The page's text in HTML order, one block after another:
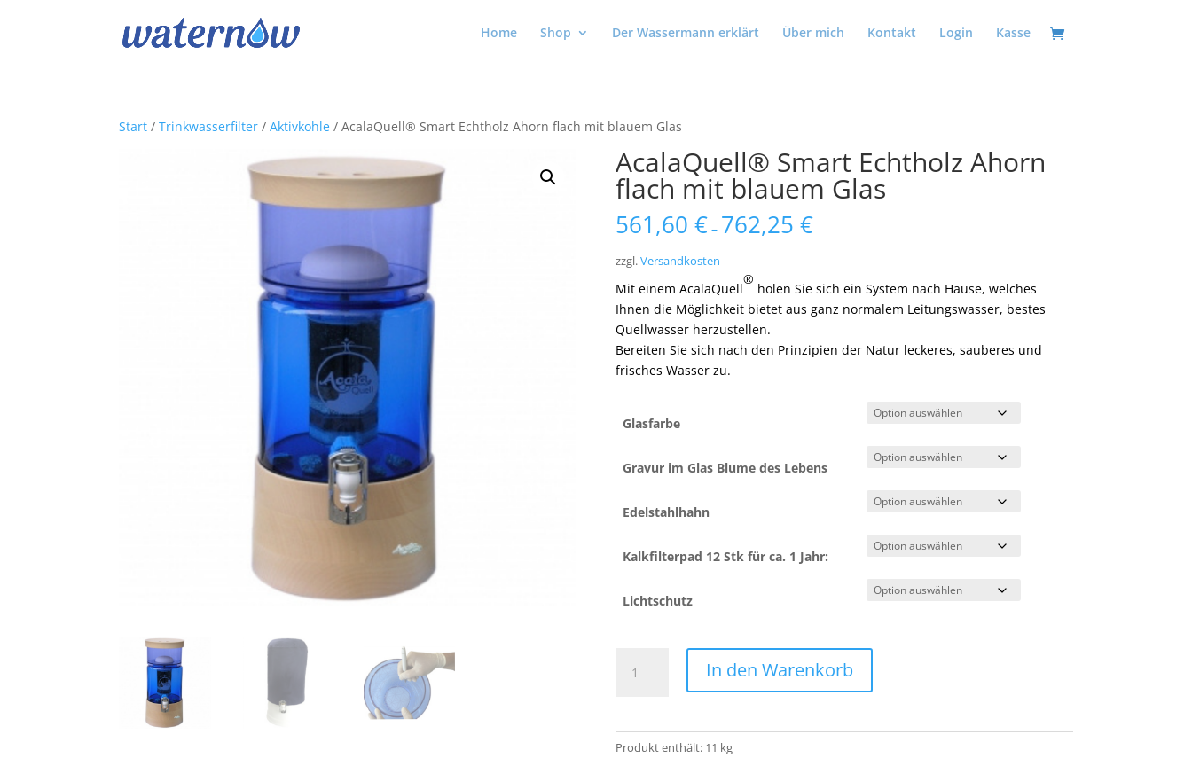
Home Shop Der Wassermann erklärt Über mich Kontakt Login Kasse
Start /Trinkwasserfilter /Aktivkohle / AcalaQuell® Smart Echtholz Ahorn flach mit blauem Glas
AcalaQuell® Smart Echtholz Ahorn
flach mit blauem Glas
561,60 € – 762,25 €
zzgl.Versandkosten
Mit einem AcalaQuell
®
holen Sie sich ein System nach Hause, welches
Ihnen die Möglichkeit bietet aus ganz normalem Leitungswasser, bestes
Quellwasser herzustellen.
Bereiten Sie sich nach den Prinzipien der Natur leckeres, sauberes und
frisches Wasser zu.
Glasfarbe
Gravur im Glas Blume des Lebens
Edelstahlhahn
Kalkfilterpad 12 Stk für ca. 1 Jahr:
Lichtschutz
Smart
flach
In den Warenkorb
Produkt enthält: 11 kg